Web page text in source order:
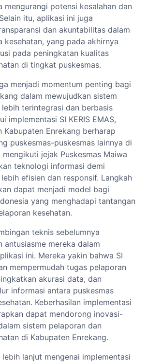
mengurangi potensi kesalahan dan
itu, aplikasi ini juga
dan akuntabilitas dalam
kesehatan, yang pada akhirnya
pada peningkatan kualitas
di tingkat puskesmas.
menjadi momentum penting bagi
dalam mewujudkan sistem
terintegrasi dan berbasis
implementasi SI KERIS EMAS,
Kabupaten Enrekang berharap
puskesmas-puskesmas lainnya di
jejak Puskesmas Maiwa
teknologi informasi demi
efisien dan responsif. Langkah
dapat menjadi model bagi
yang menghadapi tantangan
kesehatan.
teknis sebelumnya
antusiasme mereka dalam
ini. Mereka yakin bahwa SI
mempermudah tugas pelaporan
akurasi data, dan
informasi antara puskesmas
Keberhasilan implementasi
dapat mendorong inovasi-
sistem pelaporan dan
di Kabupaten Enrekang.
lanjut mengenai implementasi